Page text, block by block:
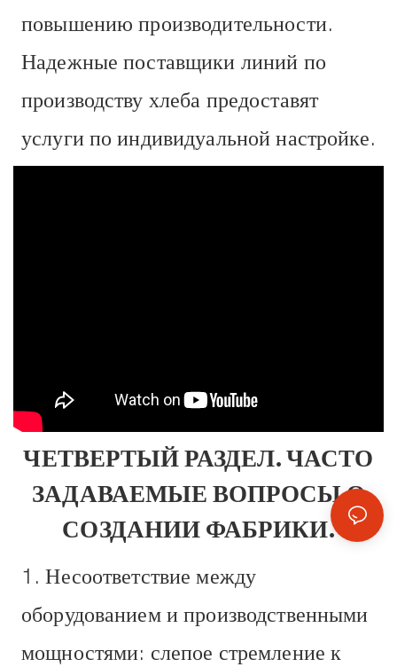
повышению производительности.
Надежные поставщики линий по
производству хлеба предоставят
услуги по индивидуальной настройке.
ЧЕТВЕРТЫЙ РАЗДЕЛ. ЧАСТО
ЗАДАВАЕМЫЕ ВОПРОСЫ О
СОЗДАНИИ ФАБРИКИ.
1. Несоответствие между
оборудованием и производственными
мощностями: слепое стремление к